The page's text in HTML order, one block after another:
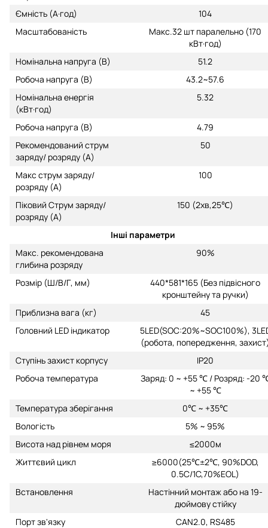
Ємність (А·год)
104
Масштабованість
Макс.32 шт паралельно (170
кВт·год)
Номінальна напруга (В)
51.2
Робоча напруга (В)
43.2~57.6
Номінальна енергія
(кВт·год)
5.32
Робоча напруга (В)
4.79
Рекомендований струм
заряду/ розряду (A)
50
Макс струм заряду/
розряду (A)
100
Піковий Струм заряду/
розряду (A)
150 (2хв,25℃)
Інші параметри
Макс. рекомендована
глибина розряду
90%
Розмір (Ш/В/Г, мм)
440*581*165 (Без підвісного
кронштейну та ручки)
Приблизна вага (кг)
45
Головний LED індикатор
5LED(SOC:20%~SOC100%),
(робота, попередження,
Ступінь захист корпусу
IP20
Робоча температура
Заряд: 0 ~ +55 ℃ / Розряд: -20
~ +55 ℃
Температура зберігання
0℃ ~ +35℃
Вологість
5% ~ 95%
Висота над рівнем моря
≤2000м
Життєвий цикл
≥6000(25℃±2℃, 90%DOD,
0.5C/1C,70%EOL)
Встановлення
Настінний монтаж або на 19-
дюймову стійку
Порт зв'язку
CAN2.0, RS485